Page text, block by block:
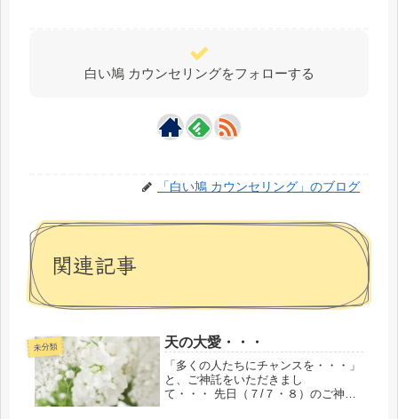
白い鳩 カウンセリングをフォローする
「白い鳩 カウンセリング」のブログ
関連記事
未分類 天の大愛・・・
「多くの人たちにチャンスを・・・」
と、ご神託をいただきまし
て・・・ 先日（７/７・８）のご神事